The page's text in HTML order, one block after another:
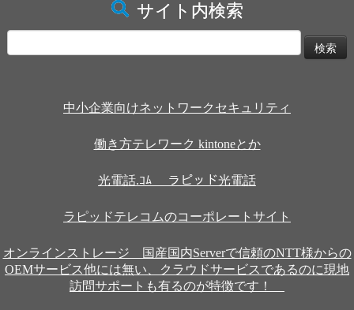
サイト内検索
索:
中小企業向けネットワークセキュリティ
働き方テレワーク kintoneとか
光電話.ｺﾑ ラピッド光電話
ラピッドテレコムのコーポレートサイト
オンラインストレージ 国産国内Serverで信頼のNTT様からの
OEMサービス他には無い、クラウドサービスであるのに現地
訪問サポートも有るのが特徴です！